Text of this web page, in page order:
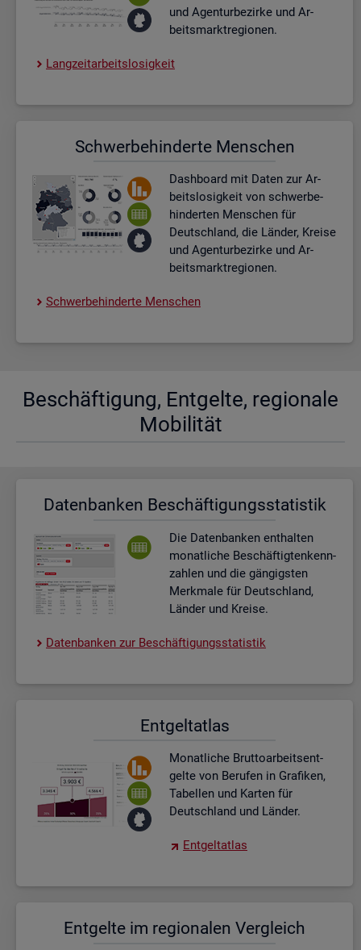
und Agen­tur­be­zir­ke und Ar­
beits­markt­re­gio­nen.
Lang­zeit­ar­beits­lo­sig­keit
Schwer­be­hin­der­te Men­schen
Dash­board mit Daten zur Ar­
beits­lo­sig­keit von schwer­be­
hin­der­ten Men­schen für
Deutsch­land, die Län­der, Krei­se
und Agen­tur­be­zir­ke und Ar­
beits­markt­re­gio­nen.
Schwer­be­hin­der­te Men­schen
Be­schäf­ti­gung, Ent­gel­te, re­gio­na­le
Mo­bi­li­tät
Da­ten­ban­ken Be­schäf­ti­gungs­sta­tis­tik
Die Da­ten­ban­ken ent­hal­ten
mo­nat­li­che Be­schäf­tig­ten­kenn­
zah­len und die gän­gigs­ten
Merk­ma­le für Deutsch­land,
Län­der und Krei­se.
Da­ten­ban­ken zur Be­schäf­ti­gungs­sta­tis­tik
Ent­gel­t­at­las
Mo­nat­li­che Brut­to­ar­beits­ent­
gel­te von Be­ru­fen in Gra­fi­ken,
Ta­bel­len und Kar­ten für
Deutsch­land und Län­der.
Ent­gel­t­at­las
Ent­gel­te im re­gio­na­len Ver­gleich